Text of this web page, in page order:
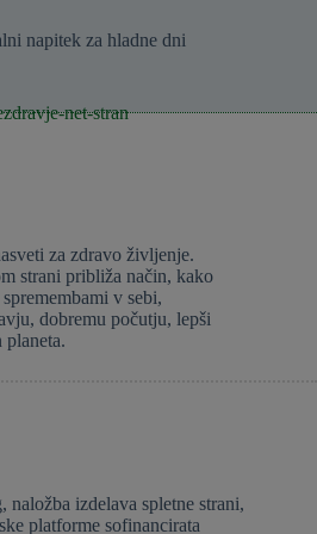
napitek za hladne dni
za zdravo življenje.
strani približa način, kako
v sebi,
dobremu počutju, lepši
planeta.
izdelava spletne strani,
platforme sofinancirata